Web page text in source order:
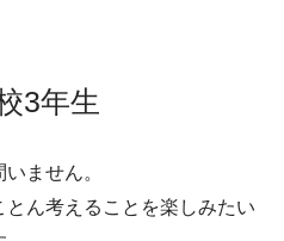
3年生
ません。
ん考えることを楽しみたい